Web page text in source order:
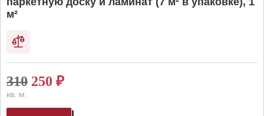
м²
310 250 ₽
кв. м.